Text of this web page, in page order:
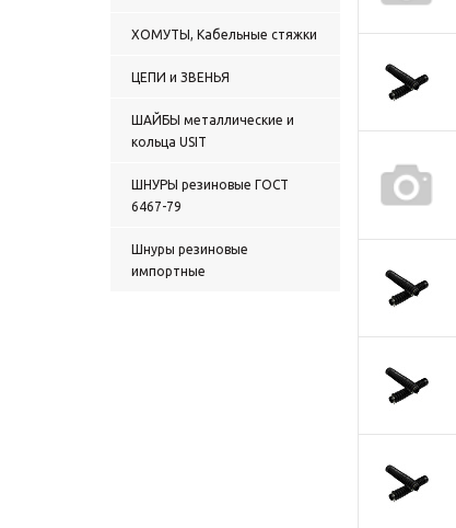
Прокладки, вставки
уплотнения
двусторонние
Сальники импортные
(Манжеты армированные)
Сальники импортные
(Манжеты армированные)
Сальники импортные
(Манжеты армированные)
ХОМУТЫ, Кабельные стяжки
ЦЕПИ и ЗВЕНЬЯ
ШАЙБЫ металлические и
кольца USIT
ШНУРЫ резиновые ГОСТ
6467-79
Шнуры резиновые
импортные